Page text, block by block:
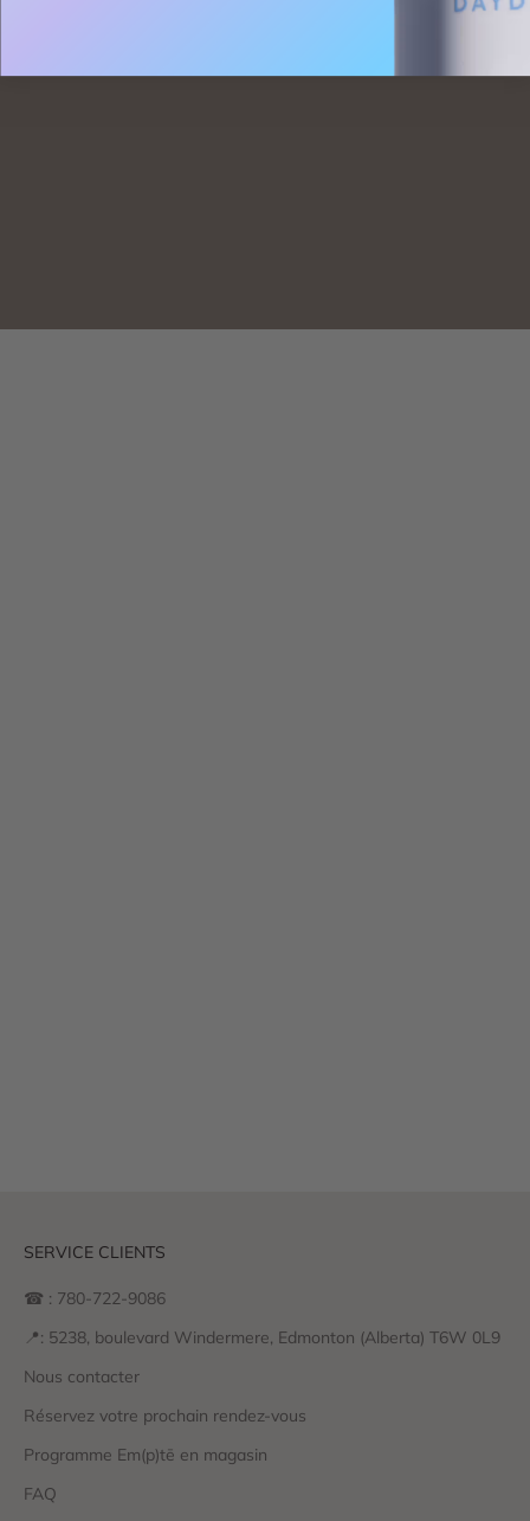
SERVICE CLIENTS
☎ : 780-722-9086
📍: 5238, boulevard Windermere, Edmonton (Alberta) T6W 0L9
Nous contacter
Réservez votre prochain rendez-vous
Programme Em(p)tē en magasin
FAQ